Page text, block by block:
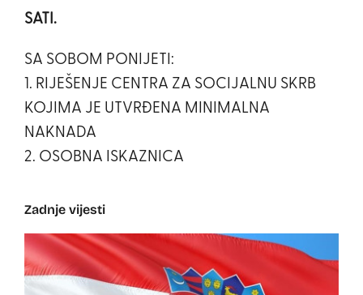
SATI.
SA SOBOM PONIJETI:
1. RIJEŠENJE CENTRA ZA SOCIJALNU SKRB
KOJIMA JE UTVRĐENA MINIMALNA
NAKNADA
2. OSOBNA ISKAZNICA
Zadnje vijesti